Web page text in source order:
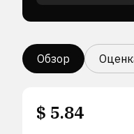
Обзор
$ 5.84